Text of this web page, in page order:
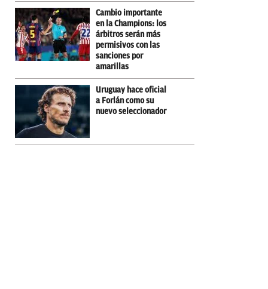
Cambio importante
en la Champions: los
árbitros serán más
permisivos con las
sanciones por
amarillas
Uruguay hace oficial
a Forlán como su
nuevo seleccionador